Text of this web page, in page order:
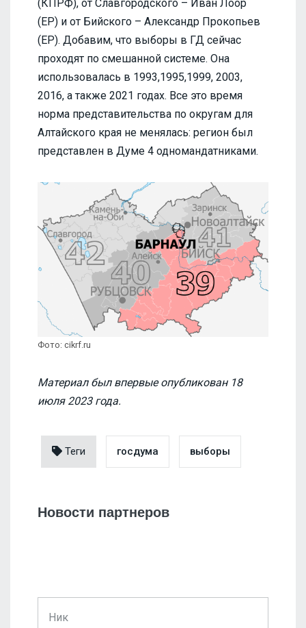
(КПРФ), от Славгородского – Иван Лоор
(ЕР) и от Бийского – Александр Прокопьев
(ЕР). Добавим, что выборы в ГД сейчас
проходят по смешанной системе. Она
использовалась в 1993,1995,1999, 2003,
2016, а также 2021 годах. Все это время
норма представительства по округам для
Алтайского края не менялась: регион был
представлен в Думе 4 одномандатниками.
Фото: cikrf.ru
Материал был впервые опубликован 18
июля 2023 года.
Теги госдума выборы
Новости партнеров